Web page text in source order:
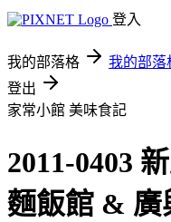
登入
我的部落格 我的部落
登出
家常小館 美味食記
2011-0403
麵飯館 & 廣